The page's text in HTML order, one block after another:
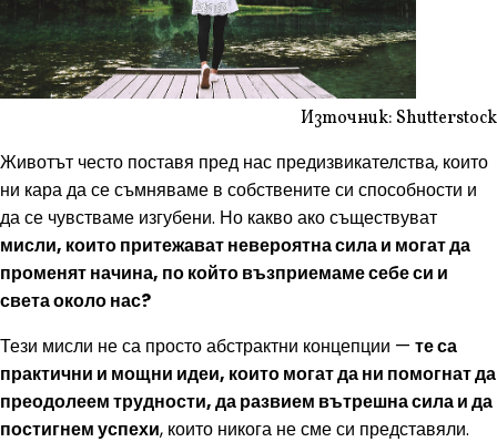
Източник: Shutterstock
Животът често поставя пред нас предизвикателства, които
ни кара да се съмняваме в собствените си способности и
да се чувстваме изгубени. Но какво ако съществуват
мисли, които притежават невероятна сила и могат да
променят начина, по който възприемаме себе си и
света около нас?
Тези мисли не са просто абстрактни концепции — те са
практични и мощни идеи, които могат да ни помогнат да
преодолеем трудности, да развием вътрешна сила и да
постигнем успехи, които никога не сме си представяли.